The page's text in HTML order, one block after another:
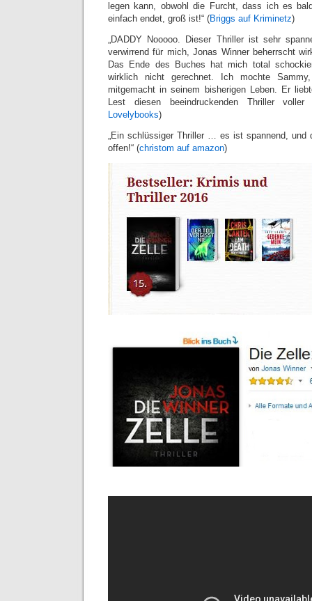
legen kann, obwohl die Furcht, dass ich es
einfach endet, groß ist!“ (Briggs auf Kriminetz)
„DADDY Nooooo. Dieser Thriller ist sehr
verwirrend für mich, Jonas Winner beherrscht
Das Ende des Buches hat mich total
wirklich nicht gerechnet. Ich mochte
mitgemacht in seinem bisherigen Leben. Er
Lest diesen beeindruckenden Thriller voller
Lovelybooks)
„Ein schlüssiger Thriller … es ist spannend, und
offen!“ (christom auf amazon)